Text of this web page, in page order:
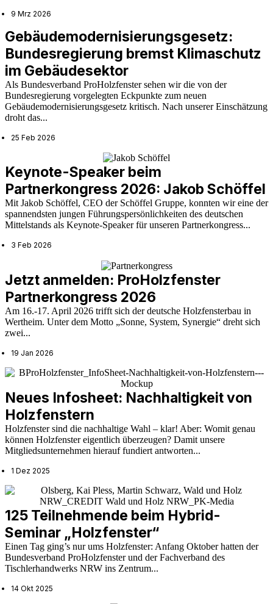
9 Mrz 2026
Gebäudemodernisierungsgesetz:
Bundesregierung bremst Klimaschutz
im Gebäudesektor
Als Bundesverband ProHolzfenster sehen wir die von der
Bundesregierung vorgelegten Eckpunkte zum neuen
Gebäudemodernisierungsgesetz kritisch. Nach unserer Einschätzung
droht das...
25 Feb 2026
Keynote-Speaker beim
Partnerkongress 2026: Jakob Schöffel
Mit Jakob Schöffel, CEO der Schöffel Gruppe, konnten wir eine der
spannendsten jungen Führungspersönlichkeiten des deutschen
Mittelstands als Keynote-Speaker für unseren Partnerkongress...
3 Feb 2026
Jetzt anmelden: ProHolzfenster
Partnerkongress 2026
Am 16.-17. April 2026 trifft sich der deutsche Holzfensterbau in
Wertheim. Unter dem Motto „Sonne, System, Synergie“ dreht sich
zwei...
19 Jan 2026
Neues Infosheet: Nachhaltigkeit von
Holzfenstern
Holzfenster sind die nachhaltige Wahl – klar! Aber: Womit genau
können Holzfenster eigentlich überzeugen? Damit unsere
Mitgliedsunternehmen hierauf fundiert antworten...
1 Dez 2025
125 Teilnehmende beim Hybrid-
Seminar „Holzfenster“
Einen Tag ging’s nur ums Holzfenster: Anfang Oktober hatten der
Bundesverband ProHolzfenster und der Fachverband des
Tischlerhandwerks NRW ins Zentrum...
14 Okt 2025